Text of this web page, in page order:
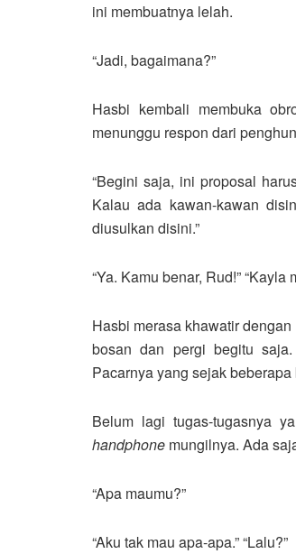
ini membuatnya lelah.
“Jadi, bagaimana?”
Hasbi kembali membuka
menunggu respon dari
“Begini saja, ini proposal
Kalau ada kawan-kawan
diusulkan disini.”
“Ya. Kamu benar, Rud!” “Kayla
Hasbi merasa khawatir
bosan dan pergi begitu
Pacarnya yang sejak
Belum lagi tugas-tugasnya
handphone mungilnya. Ada
“Apa maumu?”
“Aku tak mau apa-apa.” “Lalu?”